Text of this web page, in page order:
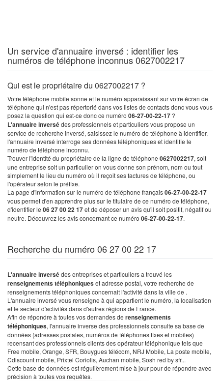
Un service d'annuaire inversé : identifier les
numéros de téléphone inconnus 0627002217
Qui est le propriétaire du 0627002217 ?
Votre téléphone mobile sonne et le numéro apparaissant sur votre écran de
téléphone qui n'est pas répertorié dans vos listes de contacts donc vous vous
posez la question qui est-ce donc ce numéro 06-27-00-22-17 ?
L'annuaire inversédes professionnels et particuliers vous propose un
service de recherche inversé, saisissez le numéro de téléphone à identifier,
l'annuaire inversé interroge ses données téléphoniques et identifie le
numéro de téléphone inconnu.
Trouver l'identité du propriétaire de la ligne de téléphone 0627002217, soit
une entreprise soit un particulier on vous donne son prénom, nom ou tout
simplement le lieu du numéro où il reçoit ses factures de téléphone, ou
l'opérateur selon le préfixe.
La page d'information sur le numéro de téléphone français06-27-00-22-17
vous permet d'en apprendre plus sur le titulaire de ce numéro de téléphone,
d'identifier le 06 27 00 22 17et de déposer un avis qu'il soit positif, négatif ou
neutre. Découvrez les avis concernant ce numéro 06-27-00-22-17.
Recherche du numéro 06 27 00 22 17
L'annuaire inversédes entreprises et particuliers a trouvé les
renseignements téléphoniqueset adresse postal, votre recherche de
renseignements téléphoniques concernait l'activité dans la ville de .
L'annuaire inversé vous renseigne à qui appartient le numéro, la localisation
et le secteur d'activités dans d'autres régions de France.
Afin de répondre à toutes vos demandes de renseignements
téléphoniques, l'annuaire inverse des professionnels consulte sa base de
données (adresses postales, numéros de téléphones fixes et mobiles)
recensant des professionnels clients des opérateur téléphonique tels que
Free mobile, Orange, SFR, Bouygues télécom, NRJ Mobile, La poste mobile,
Cdiscount mobile, Prixtel Coriolis, Auchan mobile, Sosh red by sfr...
Cette base de données est régulièrement mise à jour pour de répondre avec
précision à toutes vos requêtes.